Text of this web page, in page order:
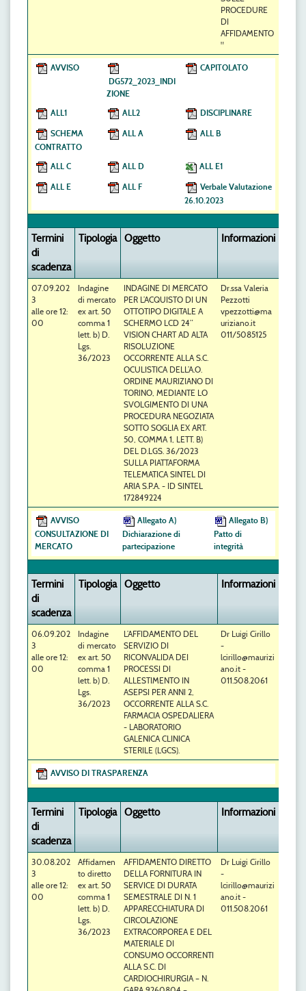
PROCEDURE
DI
AFFIDAMENTO
"
AVVISO
DG572_2023_INDI
ZIONE
CAPITOLATO
ALL1 ALL2 DISCIPLINARE
SCHEMA
CONTRATTO
ALL A ALL B
ALL C ALL D ALL E1
ALL E ALL F
Verbale Valutazione
26.10.2023
Termini
di
scadenza
Tipologia Oggetto Informazioni
07.09.202
3
alle ore 12:
00
Indagine
di mercato
ex art. 50
comma 1
lett. b) D.
Lgs.
36/2023
INDAGINE DI MERCATO
PER L’ACQUISTO DI UN
OTTOTIPO DIGITALE A
SCHERMO LCD 24”
VISION CHART AD ALTA
RISOLUZIONE
OCCORRENTE ALLA S.C.
OCULISTICA DELL’A.O.
ORDINE MAURIZIANO DI
TORINO, MEDIANTE LO
SVOLGIMENTO DI UNA
PROCEDURA NEGOZIATA
SOTTO SOGLIA EX ART.
50, COMMA 1, LETT. B)
DEL D.LGS. 36/2023
SULLA PIATTAFORMA
TELEMATICA SINTEL DI
ARIA S.P.A. - ID SINTEL
172849224
Dr.ssa Valeria
Pezzotti
vpezzotti@ma
uriziano.it
011/5085125
AVVISO
CONSULTAZIONE DI
MERCATO
Allegato A)
Dichiarazione di
partecipazione
Allegato B)
Patto di
integrità
Termini
di
scadenza
Tipologia Oggetto Informazioni
06.09.202
3
alle ore 12:
00
Indagine
di mercato
ex art. 50
comma 1
lett. b) D.
Lgs.
36/2023
L’AFFIDAMENTO DEL
SERVIZIO DI
RICONVALIDA DEI
PROCESSI DI
ALLESTIMENTO IN
ASEPSI PER ANNI 2,
OCCORRENTE ALLA S.C.
FARMACIA OSPEDALIERA
- LABORATORIO
GALENICA CLINICA
STERILE (LGCS).
Dr Luigi Cirillo
-
lcirillo@maurizi
ano.it -
011.508.2061
AVVISO DI TRASPARENZA
Termini
di
scadenza
Tipologia Oggetto Informazioni
30.08.202
3
alle ore 12:
00
Affidamen
to diretto
ex art. 50
comma 1
lett. b) D.
Lgs.
36/2023
AFFIDAMENTO DIRETTO
DELLA FORNITURA IN
SERVICE DI DURATA
SEMESTRALE DI N. 1
APPARECCHIATURA DI
CIRCOLAZIONE
EXTRACORPOREA E DEL
MATERIALE DI
CONSUMO OCCORRENTI
ALLA S.C. DI
CARDIOCHIRURGIA – N.
Dr Luigi Cirillo
-
lcirillo@maurizi
ano.it -
011.508.2061